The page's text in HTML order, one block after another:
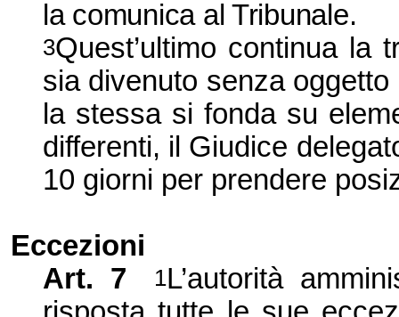
la comunica al Tribunale.
3Quest’ultimo continua la
sia divenuto senza
la stessa si fonda su
differenti, il Giudice
10 giorni per prendere
Eccezioni
Art.
7 1L’autorità